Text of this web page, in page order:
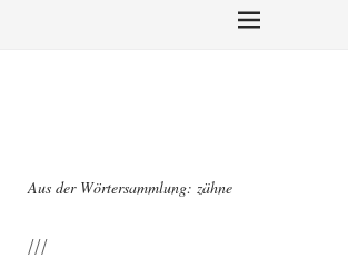
Aus der Wörtersammlung: zähne
///